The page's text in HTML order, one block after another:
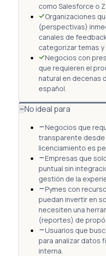
como Salesforce o
Organizaciones
(perspectivas)
canales de
categorizar temas
Negocios con
que requieren el
natural en decenas
español.
No ideal para
Negocios que
transparente desde
licenciamiento es
Empresas que
puntual sin
gestión de la
Pymes con
puedan invertir en
necesiten una
(reportes) de
Usuarios que
para analizar datos
interna.